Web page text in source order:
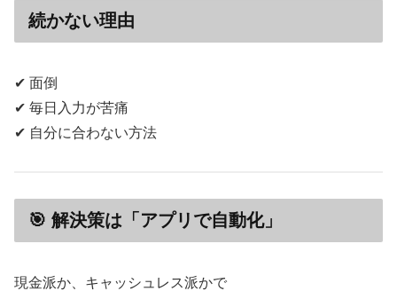
続かない理由
✔ 面倒
✔ 毎日入力が苦痛
✔ 自分に合わない方法
🎯 解決策は「アプリで自動化」
現金派か、キャッシュレス派かで